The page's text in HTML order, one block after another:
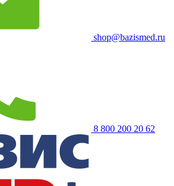
shop@bazismed.ru
8 800 200 20 62